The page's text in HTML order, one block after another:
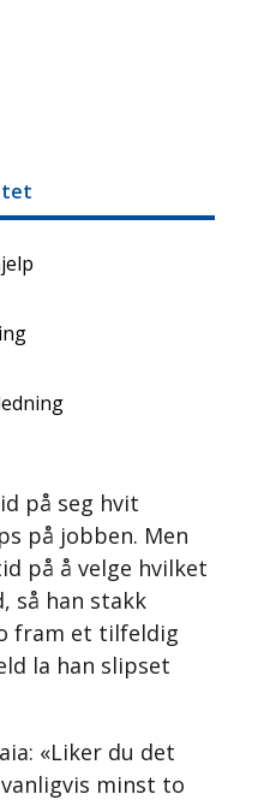
på seg hvit
på jobben. Men
på å velge hvilket
så han stakk
fram et tilfeldig
la han slipset
«Liker du det
minst to